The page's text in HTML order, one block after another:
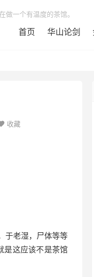
一个有温度的茶馆。
首页 华山论剑
收藏
于老湿，尸体等等
是这应该不是茶馆